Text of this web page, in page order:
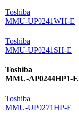
Toshiba
MMU-UP0241WH-E
Toshiba
MMU-UP0241SH-E
Toshiba
MMU-AP0244HP1-E
Toshiba
MMU-UP0271HP-E